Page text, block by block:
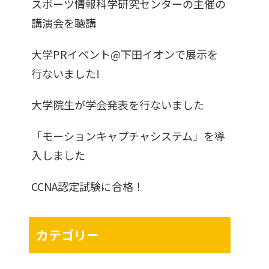
スポーツ情報科学研究センターの主催の
講演会を聴講
大学PRイベント@下田イオンで展示を
行ないました!
大学院生が学会発表を行ないました
「モーションキャプチャシステム」を導
入しました
CCNA認定試験に合格！
カテゴリー